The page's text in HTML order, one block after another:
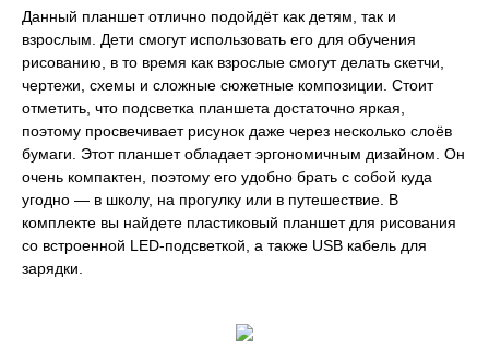
Данный планшет отлично подойдёт как детям, так и
взрослым. Дети смогут использовать его для обучения
рисованию, в то время как взрослые смогут делать скетчи,
чертежи, схемы и сложные сюжетные композиции. Стоит
отметить, что подсветка планшета достаточно яркая,
поэтому просвечивает рисунок даже через несколько слоёв
бумаги. Этот планшет обладает эргономичным дизайном. Он
очень компактен, поэтому его удобно брать с собой куда
угодно — в школу, на прогулку или в путешествие. В
комплекте вы найдете пластиковый планшет для рисования
со встроенной LED-подсветкой, а также USB кабель для
зарядки.